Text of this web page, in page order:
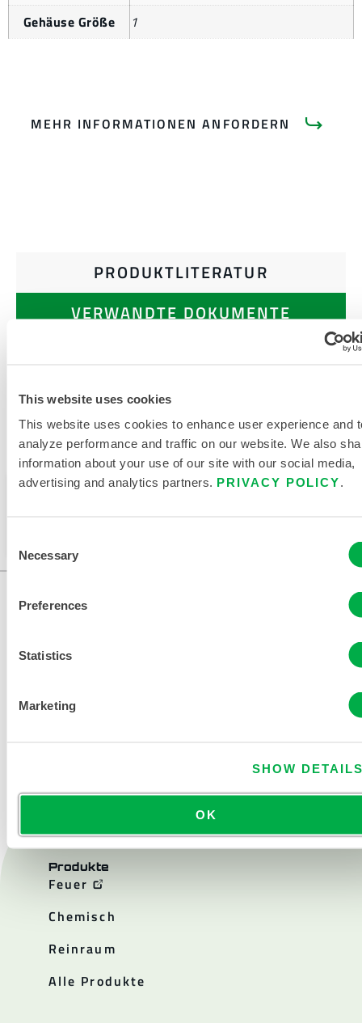
This website uses cookies
This website uses cookies to enhance user experience and
analyze performance and traffic on our website. We also
information about your use of our site with our social media,
advertising and analytics partners. PRIVACY POLICY.
Selection
Necessary
Preferences
Statistics
Marketing
SHOW
OK
Gehäuse Größe
1
MEHR INFORMATIONEN ANFORDERN
PRODUKTLITERATUR
VERWANDTE DOKUMENTE
Erhältlich in diesen Verkaufsregionen: KANADA, MEXIKO,
SÜDAMERIKA, EUROPA, INDIEN, OZEANIEN, AFRIKA,
NAHER OSTEN, MITTELAMERIKA, RUSSLAND.
Dieses Produkt wird normalerweise nicht in Ihrer
Produkte
Feuer
Chemisch
Reinraum
Alle Produkte